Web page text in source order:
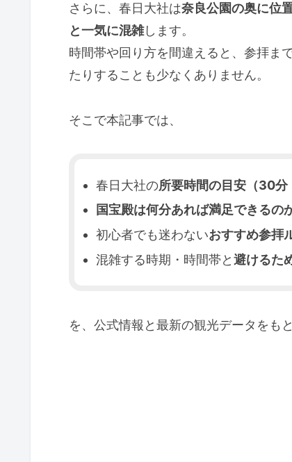
さらに、春日大社は奈良公園の奥に位
と一気に混雑します。
時間帯や回り方を間違えると、参拝ま
たりすることも少なくありません。
そこで本記事では、
春日大社の所要時間の目安（30分
国宝殿は何分あれば満足できるの
初心者でも迷わないおすすめ参拝
混雑する時期・時間帯と避けるた
を、公式情報と最新の観光データをも